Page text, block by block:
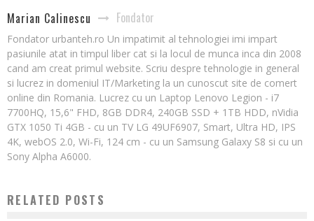
Marian Calinescu Fondator
Fondator urbanteh.ro Un impatimit al tehnologiei imi impart
pasiunile atat in timpul liber cat si la locul de munca inca din 2008
cand am creat primul website. Scriu despre tehnologie in general
si lucrez in domeniul IT/Marketing la un cunoscut site de comert
online din Romania. Lucrez cu un Laptop Lenovo Legion - i7
7700HQ, 15,6" FHD, 8GB DDR4, 240GB SSD + 1TB HDD, nVidia
GTX 1050 Ti 4GB - cu un TV LG 49UF6907, Smart, Ultra HD, IPS
4K, webOS 2.0, Wi-Fi, 124 cm - cu un Samsung Galaxy S8 si cu un
Sony Alpha A6000.
RELATED POSTS